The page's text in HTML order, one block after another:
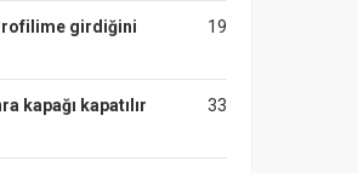
19
girdiğini
33
kapağı kapatılır